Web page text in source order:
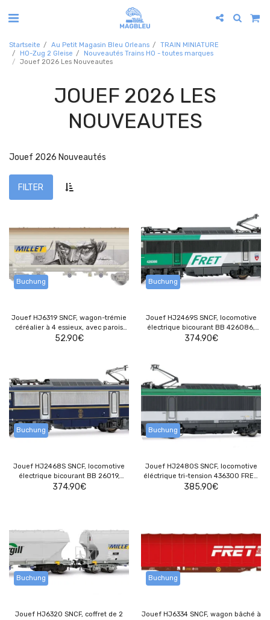
Startseite Au Petit Magasin Bleu Orleans
TRAIN MINIATURE
HO-Zug 2 Gleise
Nouveautés Trains HO - toutes marques
Jouef 2026 Les Nouveautes
JOUEF 2026 LES
NOUVEAUTES
Jouef 2026 Nouveautés
FILTER
Buchung
Jouef HJ6319 SNCF, wagon-trémie
céréalier à 4 essieux, avec parois
latérales lisses, « MILLET », livrée
52.90€
Buchung
Jouef HJ2469S SNCF, locomotive
électrique bicourant BB 426086,
livrée « FRET » avec logo Carmillon,
374.90€
Buchung
Jouef HJ2468S SNCF, locomotive
électrique bicourant BB 26019,
livrée bleue « Trains Spéciaux », ép.
374.90€
Buchung
Jouef HJ2480S SNCF, locomotive
éléctrique tri-tension 436300 FRET,
livrée grise/verte, avec SCMT pour
385.90€
Buchung
Jouef HJ6320 SNCF, coffret de 2
Buchung
Jouef HJ6334 SNCF, wagon bâché à